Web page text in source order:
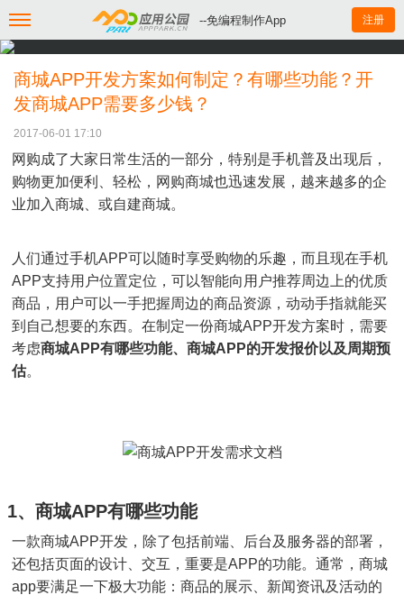
--免编程制作App 注册
商城APP开发方案如何制定？有哪些功能？开
发商城APP需要多少钱？
2017-06-01 17:10
网购成了大家日常生活的一部分，特别是手机普及出现后，
购物更加便利、轻松，网购商城也迅速发展，越来越多的企
业加入商城、或自建商城。
人们通过手机APP可以随时享受购物的乐趣，而且现在手机
APP支持用户位置定位，可以智能向用户推荐周边上的优质
商品，用户可以一手把握周边的商品资源，动动手指就能买
到自己想要的东西。在制定一份商城APP开发方案时，需要
考虑商城APP有哪些功能、商城APP的开发报价以及周期预
估。
1、商城APP有哪些功能
一款商城APP开发，除了包括前端、后台及服务器的部署，
还包括页面的设计、交互，重要是APP的功能。通常，商城
app要满足一下极大功能：商品的展示、新闻资讯及活动的